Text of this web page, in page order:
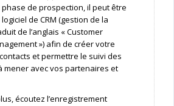
de prospection, il peut être
de CRM (gestion de la
de l’anglais « Customer
») afin de créer votre
et permettre le suivi des
mener avec vos partenaires et
écoutez l’enregistrement